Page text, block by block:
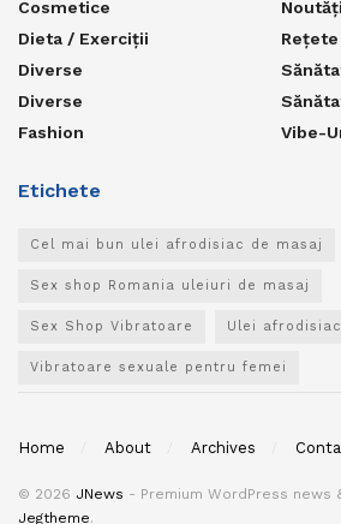
Cosmetice
Dieta / Exerciții
Diverse
Diverse
Fashion
Noutăți
Vibe-
Etichete
Cel mai bun ulei afrodisiac de masaj
Sex shop Romania uleiuri de masaj
Sex Shop Vibratoare Ulei
Vibratoare sexuale pentru femei
Home About Archives
© 2026 JNews - Premium WordPress news
Jegtheme.